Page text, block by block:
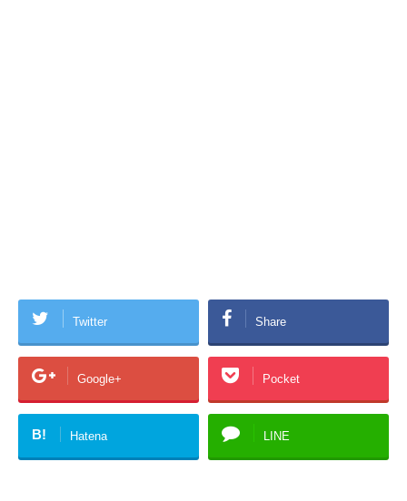
Twitter Share
Google+ Pocket
B! Hatena LINE